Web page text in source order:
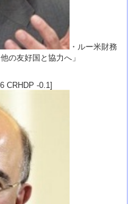
・ルー米財務
の友好国と協力へ」
CRHDP -0.1]